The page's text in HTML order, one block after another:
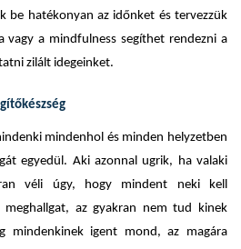
be hatékonyan az időnket és tervezzük
vagy a mindfulness segíthet rendezni a
zilált idegeinket.
mindenhol és minden helyzetben
egyedül. Aki azonnal ugrik, ha valaki
véli úgy, hogy mindent neki kell
az gyakran nem tud kinek
mindenkinek igent mond, az magára